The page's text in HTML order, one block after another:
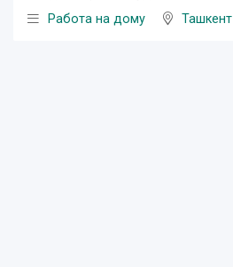
Работа на дому
Ташкент